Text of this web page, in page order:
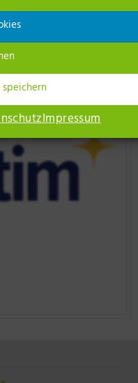
Impressum